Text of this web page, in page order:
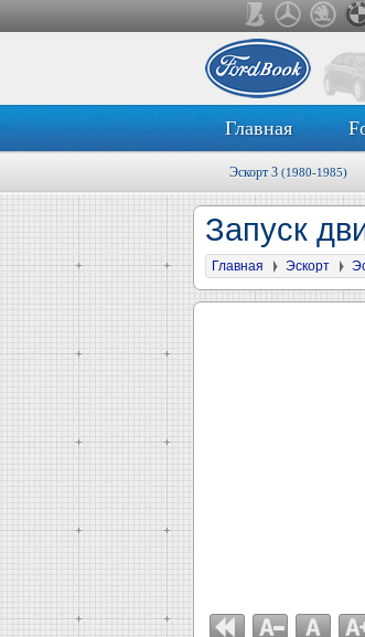
Главная
Эскорт 3 (1980-1985)
Запуск
Главная Эскорт